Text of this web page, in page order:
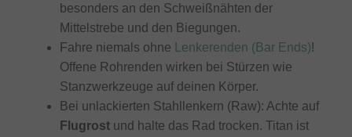
besonders an den Schweißnähten der
Mittelstrebe und den Biegungen.
Fahre niemals ohne
Lenkerenden (Bar Ends)!
Offene Rohrenden wirken bei Stürzen wie
Stanzwerkzeuge auf deinen Körper.
Bei unlackierten Stahllenkern (Raw): Achte auf
Flugrost und halte das Rad trocken. Titan ist